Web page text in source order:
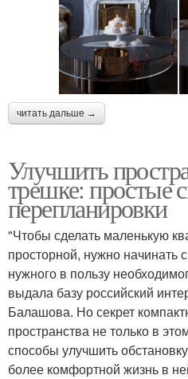
читать дальше →
Улучшить
трешке: простые
перепланировки
"Чтобы сделать маленькую
просторной, нужно начинать
нужного в пользу
выдала базу российский
Балашова. Но секрет
пространства не только в
способы улучшить
более комфортной жизнь в